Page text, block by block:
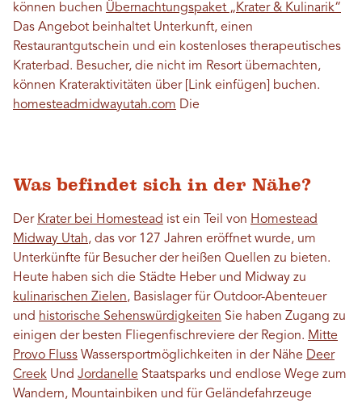
können buchen Übernachtungspaket „Krater & Kulinarik“
Das Angebot beinhaltet Unterkunft, einen
Restaurantgutschein und ein kostenloses therapeutisches
Kraterbad. Besucher, die nicht im Resort übernachten,
können Krateraktivitäten über [Link einfügen] buchen.
homesteadmidwayutah.com Die
Was befindet sich in der Nähe?
Der Krater bei Homestead ist ein Teil von Homestead
Midway Utah, das vor 127 Jahren eröffnet wurde, um
Unterkünfte für Besucher der heißen Quellen zu bieten.
Heute haben sich die Städte Heber und Midway zu
kulinarischen Zielen, Basislager für Outdoor-Abenteuer
und historische Sehenswürdigkeiten Sie haben Zugang zu
einigen der besten Fliegenfischreviere der Region. Mitte
Provo Fluss Wassersportmöglichkeiten in der Nähe Deer
Creek Und Jordanelle Staatsparks und endlose Wege zum
Wandern, Mountainbiken und für Geländefahrzeuge